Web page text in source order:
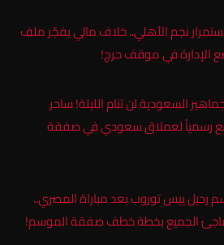
نجم الأهلي.. خلاف مالي يفجّر ملف
الإدارة في موقف حرج!
السعودية لن تنام الليلة! ساحر
رسمياً لعملاق سعودي في صفقة
رحيل ييس توروب بعد مباراة المصري..
يفاجئ الجميع بخطة خطف صفقة الموسم!